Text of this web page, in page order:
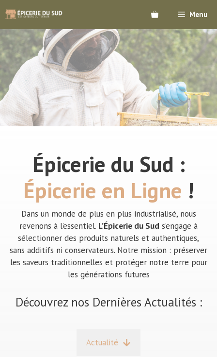
au
contenu
Menu
Épicerie du Sud :
Épicerie en Ligne !
Dans un monde de plus en plus industrialisé, nous
revenons à l’essentiel. L’Épicerie du Sud s’engage à
sélectionner des produits naturels et authentiques,
sans additifs ni conservateurs. Notre mission : préserver
les saveurs traditionnelles et protéger notre terre pour
les générations futures
Découvrez nos Dernières Actualités :
Actualité